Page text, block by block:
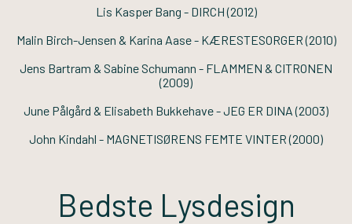
Lis Kasper Bang - DIRCH(2012)
Malin Birch-Jensen & Karina Aase - KÆRESTESORGER(2010)
Jens Bartram & Sabine Schumann - FLAMMEN & CITRONEN
(2009)
June Pålgård & Elisabeth Bukkehave -JEG ER DINA(2003)
John Kindahl - MAGNETISØRENS FEMTE VINTER(2000)
Bedste Lysdesign